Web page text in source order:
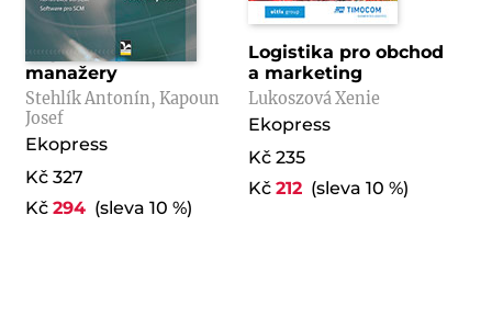
Logistika pro
manažery
Stehlík Antonín, Kapoun
Josef
Ekopress
Kč 327
Kč 294(sleva 10 %)
Logistika pro obchod
a marketing
Lukoszová Xenie
Ekopress
Kč 235
Kč 212(sleva 10 %)